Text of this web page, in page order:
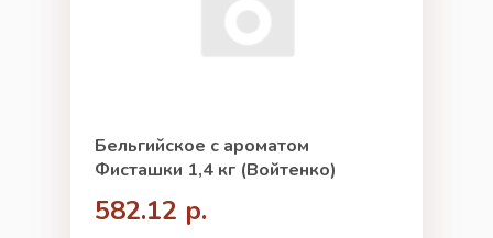
Бельгийское с ароматом
Фисташки 1,4 кг (Войтенко)
582.12 р.